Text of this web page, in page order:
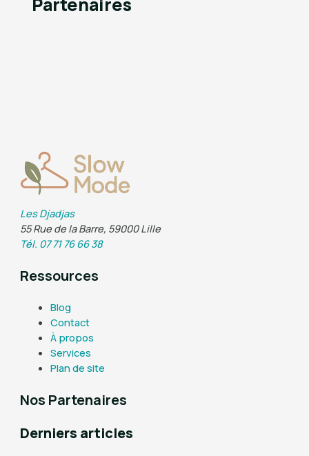
Les Djadjas
55 Rue de la Barre, 59000 Lille
Tél. 07 71 76 66 38
Ressources
Blog
Contact
À propos
Services
Plan de site
Nos Partenaires
Derniers articles